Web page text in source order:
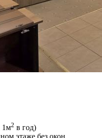
1м2 в год)
этаже без окон